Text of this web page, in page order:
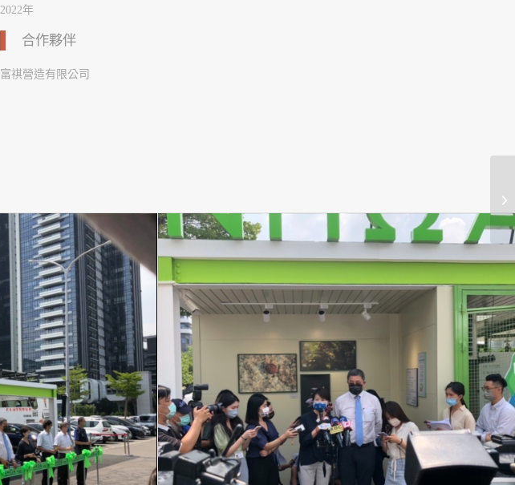
2022年
合作夥伴
富祺營造有限公司